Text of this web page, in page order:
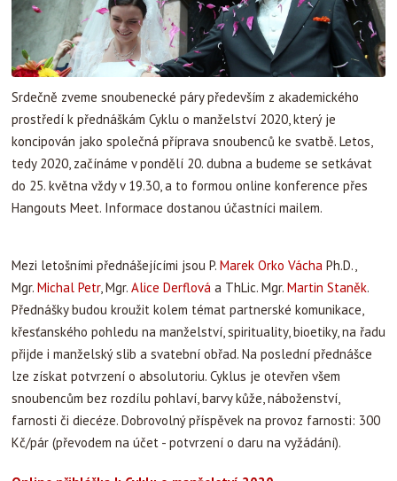
Srdečně zveme snoubenecké páry především z akademického
prostředí k přednáškám Cyklu o manželství 2020, který je
koncipován jako společná příprava snoubenců ke svatbě. Letos,
tedy 2020, začínáme v pondělí 20. dubna a budeme se setkávat
do 25. května vždy v 19.30, a to formou online konference přes
Hangouts Meet. Informace dostanou účastníci mailem.
Mezi letošními přednášejícími jsou P. Marek Orko Vácha Ph.D.,
Mgr. Michal Petr, Mgr. Alice Derflová a ThLic. Mgr. Martin Staněk.
Přednášky budou kroužit kolem témat partnerské komunikace,
křesťanského pohledu na manželství, spirituality, bioetiky, na řadu
přijde i manželský slib a svatební obřad. Na poslední přednášce
lze získat potvrzení o absolutoriu. Cyklus je otevřen všem
snoubencům bez rozdílu pohlaví, barvy kůže, náboženství,
farnosti či diecéze. Dobrovolný příspěvek na provoz farnosti: 300
Kč/pár (převodem na účet - potvrzení o daru na vyžádání).